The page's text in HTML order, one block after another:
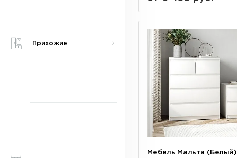
Прихожие
Мебель Мальта (Белый)